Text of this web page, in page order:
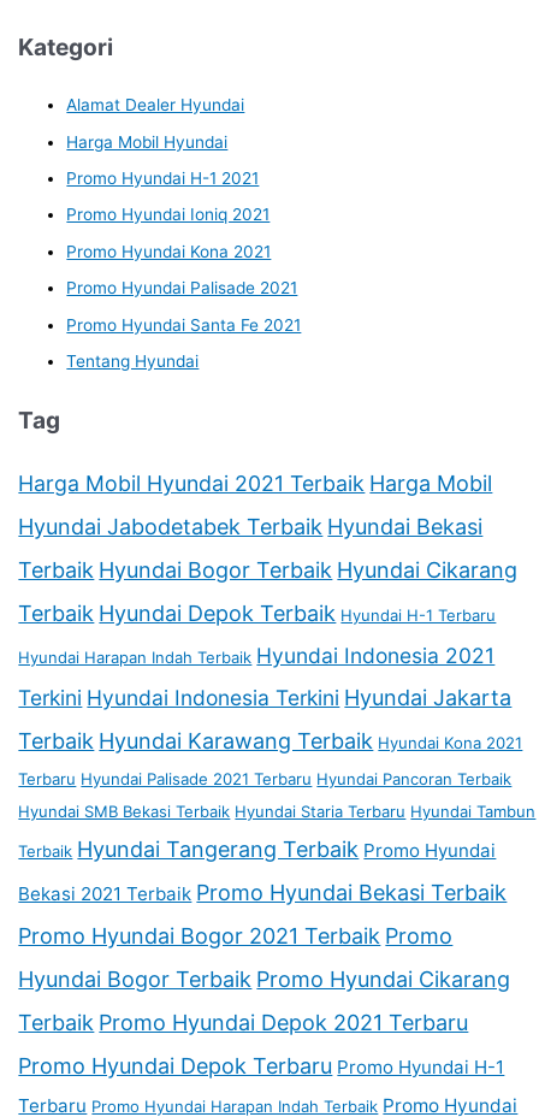
Kategori
Alamat Dealer Hyundai
Harga Mobil Hyundai
Promo Hyundai H-1 2021
Promo Hyundai Ioniq 2021
Promo Hyundai Kona 2021
Promo Hyundai Palisade 2021
Promo Hyundai Santa Fe 2021
Tentang Hyundai
Tag
Harga Mobil Hyundai 2021 Terbaik Harga Mobil
Hyundai Jabodetabek Terbaik Hyundai Bekasi
Terbaik Hyundai Bogor Terbaik Hyundai Cikarang
Terbaik Hyundai Depok Terbaik Hyundai H-1 Terbaru
Hyundai Harapan Indah Terbaik Hyundai Indonesia 2021
Terkini Hyundai Indonesia Terkini Hyundai Jakarta
Terbaik Hyundai Karawang Terbaik Hyundai Kona 2021
Terbaru Hyundai Palisade 2021 Terbaru Hyundai Pancoran Terbaik
Hyundai SMB Bekasi Terbaik Hyundai Staria Terbaru Hyundai Tambun
Terbaik Hyundai Tangerang Terbaik Promo Hyundai
Bekasi 2021 Terbaik Promo Hyundai Bekasi Terbaik
Promo Hyundai Bogor 2021 Terbaik Promo
Hyundai Bogor Terbaik Promo Hyundai Cikarang
Terbaik Promo Hyundai Depok 2021 Terbaru
Promo Hyundai Depok Terbaru Promo Hyundai H-1
Terbaru Promo Hyundai Harapan Indah Terbaik Promo Hyundai